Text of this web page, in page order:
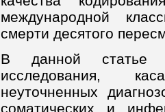
международной
смерти десятого
В данной статье
исследования,
неуточненных
соматических и